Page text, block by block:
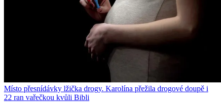
Místo přesnídávky lžička drogy. Karolína přežila drogové doupě i
22 ran vařečkou kvůli Bibli